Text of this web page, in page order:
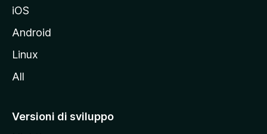
e
l
t
M
iOS
Android
Linux
All
Versioni di sviluppo